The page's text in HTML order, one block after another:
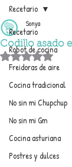
Recetario
Robot de cocina
Freidoras de aire
Cocina tradicional
No sin mi Chupchup
No sin mi Gm
Cocina asturiana
Postres y dulces
Recetario
Codillo asado
Sonya
Obtuvo